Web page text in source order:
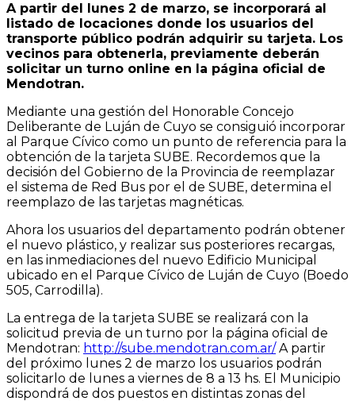
A partir del lunes 2 de marzo, se incorporará al
listado de locaciones donde los usuarios del
transporte público podrán adquirir su tarjeta. Los
vecinos para obtenerla, previamente deberán
solicitar un turno online en la página oficial de
Mendotran.
Mediante una gestión del Honorable Concejo
Deliberante de Luján de Cuyo se consiguió incorporar
al Parque Cívico como un punto de referencia para la
obtención de la tarjeta SUBE. Recordemos que la
decisión del Gobierno de la Provincia de reemplazar
el sistema de Red Bus por el de SUBE, determina el
reemplazo de las tarjetas magnéticas.
Ahora los usuarios del departamento podrán obtener
el nuevo plástico, y realizar sus posteriores recargas,
en las inmediaciones del nuevo Edificio Municipal
ubicado en el Parque Cívico de Luján de Cuyo (Boedo
505, Carrodilla).
La entrega de la tarjeta SUBE se realizará con la
solicitud previa de un turno por la página oficial de
Mendotran: http://sube.mendotran.com.ar/A partir
del próximo lunes 2 de marzo los usuarios podrán
solicitarlo de lunes a viernes de 8 a 13 hs. El Municipio
dispondrá de dos puestos en distintas zonas del